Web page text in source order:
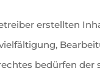
erstellten
bedürfen